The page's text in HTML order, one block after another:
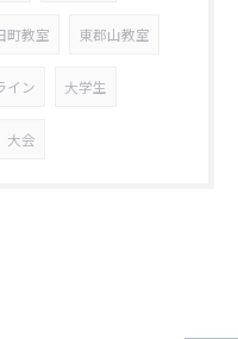
町教室 東郡山教室
イン 大学生
大会